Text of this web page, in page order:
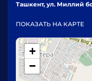
Ташкент, ул. Миллий
ПОКАЗАТЬ НА КАРТЕ
+
−